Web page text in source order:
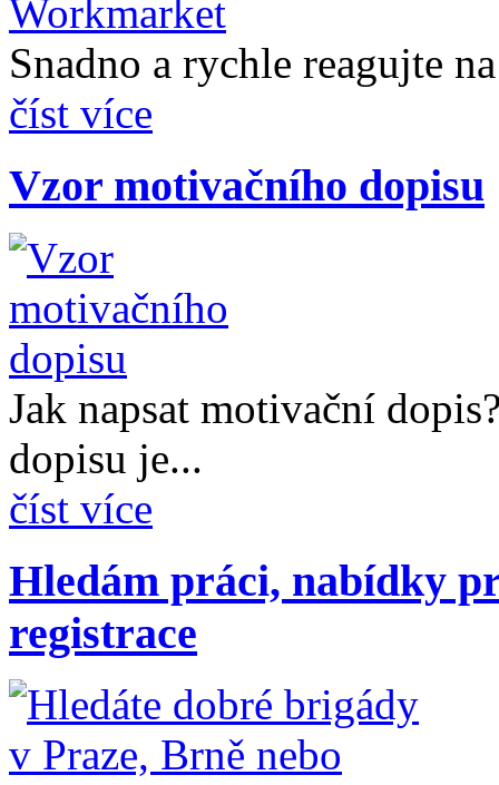
Snadno a rychle reagujte
číst více
Vzor motivačního dopisu
Jak napsat motivační
dopisu je...
číst více
Hledám práci, nabídky
registrace